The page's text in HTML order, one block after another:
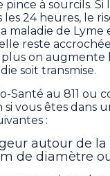
à sourcils. Si
les 24 heures, le
maladie de Lyme
reste
plus on augmente
soit transmise.
Santé au 811 ou
vous êtes dans
:
autour de
de diamètre